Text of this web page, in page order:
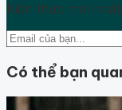
Kiến thức mới
Có thể bạn